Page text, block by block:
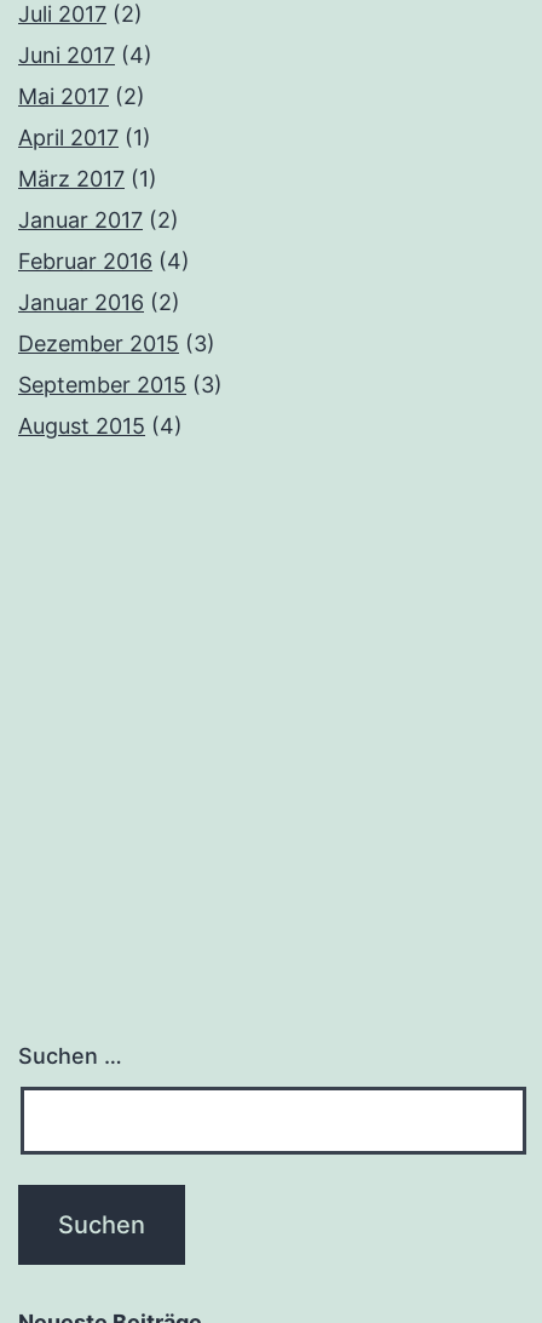
Juli 2017 (2)
Juni 2017 (4)
Mai 2017 (2)
April 2017 (1)
März 2017 (1)
Januar 2017 (2)
Februar 2016 (4)
Januar 2016 (2)
Dezember 2015 (3)
September 2015 (3)
August 2015 (4)
Suchen …